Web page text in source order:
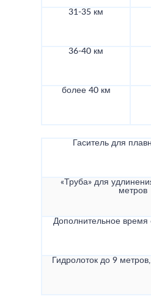
31-35 км
36-40 км
более 40 км
Гаситель для
«Труба» для
метров
Дополнительное
Гидролоток до 9